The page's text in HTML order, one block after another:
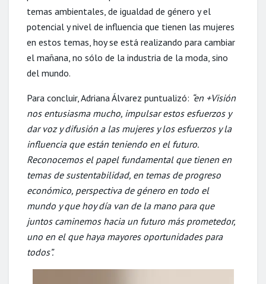
temas ambientales, de igualdad de género y el
potencial y nivel de influencia que tienen las mujeres
en estos temas, hoy se está realizando para cambiar
el mañana, no sólo de la industria de la moda, sino
del mundo.
Para concluir, Adriana Álvarez puntualizó: “en +Visión
nos entusiasma mucho, impulsar estos esfuerzos y
dar voz y difusión a las mujeres y los esfuerzos y la
influencia que están teniendo en el futuro.
Reconocemos el papel fundamental que tienen en
temas de sustentabilidad, en temas de progreso
económico, perspectiva de género en todo el
mundo y que hoy día van de la mano para que
juntos caminemos hacia un futuro más prometedor,
uno en el que haya mayores oportunidades para
todos”.